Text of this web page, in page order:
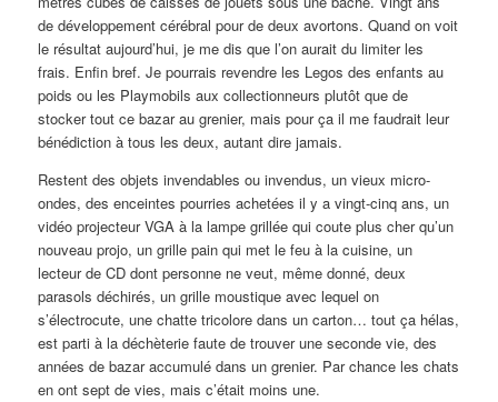
de développement cérébral pour de deux avortons. Quand on voit
le résultat aujourd’hui, je me dis que l’on aurait du limiter les
frais. Enfin bref. Je pourrais revendre les Legos des enfants au
poids ou les Playmobils aux collectionneurs plutôt que de
stocker tout ce bazar au grenier, mais pour ça il me faudrait leur
bénédiction à tous les deux, autant dire jamais.
Restent des objets invendables ou invendus, un vieux micro-
ondes, des enceintes pourries achetées il y a vingt-cinq ans, un
vidéo projecteur VGA à la lampe grillée qui coute plus cher qu’un
nouveau projo, un grille pain qui met le feu à la cuisine, un
lecteur de CD dont personne ne veut, même donné, deux
parasols déchirés, un grille moustique avec lequel on
s’électrocute, une chatte tricolore dans un carton… tout ça hélas,
est parti à la déchèterie faute de trouver une seconde vie, des
années de bazar accumulé dans un grenier. Par chance les chats
en ont sept de vies, mais c’était moins une.